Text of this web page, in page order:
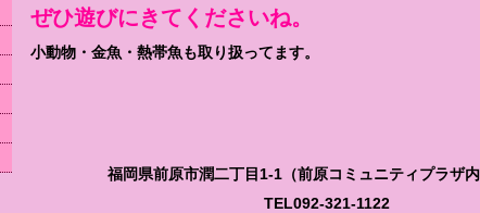
ぜひ遊びにきてくださいね。
小動物・金魚・熱帯魚も取り扱ってます。
福岡県前原市潤二丁目1-1（前原コミュニティプラザ内
TEL092-321-1122